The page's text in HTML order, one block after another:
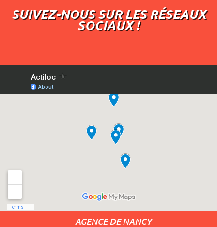
SUIVEZ-NOUS SUR LES RÉSEAUX
SOCIAUX !
AGENCE DE NANCY